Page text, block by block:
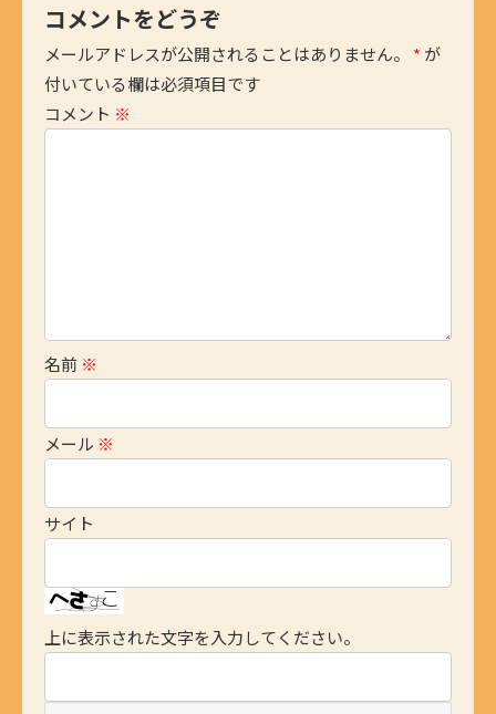
コメントをどうぞ
メールアドレスが公開されることはありません。 * が
付いている欄は必須項目です
コメント ※
名前 ※
メール ※
サイト
上に表示された文字を入力してください。